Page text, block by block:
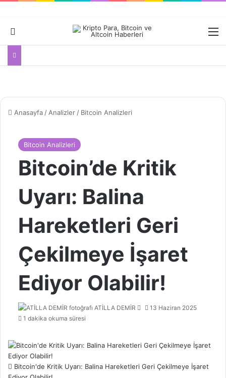
Dış görünümü değiştir
Anasayfa / Analizler / Bitcoin Analizleri
Bitcoin Analizleri
Bitcoin’de Kritik
Uyarı: Balina
Hareketleri Geri
Çekilmeye İşaret
Ediyor Olabilir!
ATİLLA DEMİR
Bir 13 Haziran 2025
1 dakika okuma süresi
Bitcoin'de Kritik Uyarı: Balina Hareketleri Geri Çekilmeye İşaret